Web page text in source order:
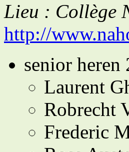
Lieu : Collège
http://
senior heren
Laurent
Robrecht
Frederic